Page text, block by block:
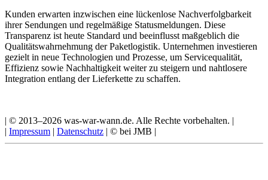
Kunden erwarten inzwischen eine lückenlose Nachverfolgbarkeit
ihrer Sendungen und regelmäßige Statusmeldungen. Diese
Transparenz ist heute Standard und beeinflusst maßgeblich die
Qualitätswahrnehmung der Paketlogistik. Unternehmen investieren
gezielt in neue Technologien und Prozesse, um Servicequalität,
Effizienz sowie Nachhaltigkeit weiter zu steigern und nahtlosere
Integration entlang der Lieferkette zu schaffen.
| © 2013–2026 was-war-wann.de. Alle Rechte vorbehalten. |
| Impressum | Datenschutz | © bei JMB |